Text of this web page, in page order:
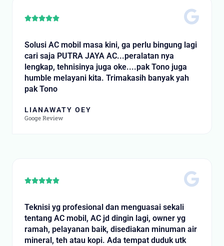
Rated
Solusi AC mobil masa kini, ga perlu bingung lagi
cari saja PUTRA JAYA AC...peralatan nya
lengkap, tehnisinya juga oke....pak Tono juga
humble melayani kita. Trimakasih banyak yah
pak Tono
LIANAWATY OEY
Googe Review
Rated
of
Teknisi yg profesional dan menguasai sekali
tentang AC mobil, AC jd dingin lagi, owner yg
ramah, pelayanan baik, disediakan minuman air
mineral, teh atau kopi. Ada tempat duduk utk